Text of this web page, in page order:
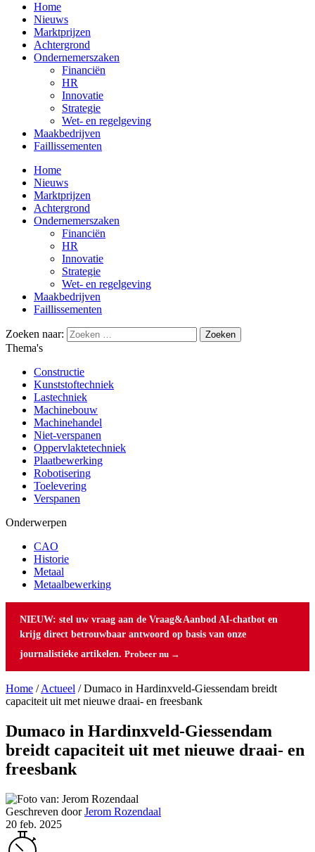
Home
Nieuws
Marktprijzen
Achtergrond
Ondernemerszaken
Financiën
HR
Innovatie
Strategie
Wet- en regelgeving
Maakbedrijven
Faillissementen
Home
Nieuws
Marktprijzen
Achtergrond
Ondernemerszaken
Financiën
HR
Innovatie
Strategie
Wet- en regelgeving
Maakbedrijven
Faillissementen
Zoeken naar:
Thema's
Constructie
Kunststoftechniek
Lastechniek
Machinebouw
Machinehandel
Niet-verspanen
Oppervlaktetechniek
Plaatbewerking
Robotisering
Toelevering
Verspanen
Onderwerpen
CAO
Historie
Metaal
Metaalbewerking
NIEUW: stel uw vraag aan de Vraag&Aanbod AI-chatbot en
krijg direct betrouwbaar antwoord op basis van onze
journalistieke artikelen. Probeer nu →
Home /Actueel /Dumaco in Hardinxveld-Giessendam breidt
capaciteit uit met nieuwe draai- en freesbank
Dumaco in Hardinxveld-Giessendam
breidt capaciteit uit met nieuwe draai- en
freesbank
Geschreven doorJerom Rozendaal
20 feb. 2025